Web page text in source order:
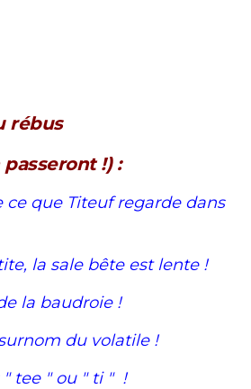
rébus
!) :
que Titeuf regarde dans
la sale bête est lente !
la baudroie !
du volatile !
" tee " ou " ti " !